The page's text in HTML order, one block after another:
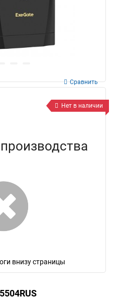
Сравнить
Нет в наличии
внизу страницы